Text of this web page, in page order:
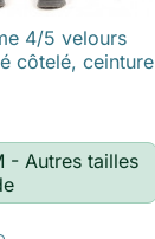
rapide
4/5 velours
côtelé, ceinture
- Autres tailles